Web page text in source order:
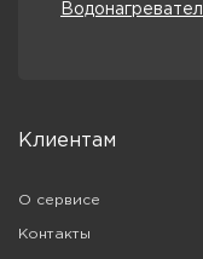
Клиентам
О сервисе
Контакты